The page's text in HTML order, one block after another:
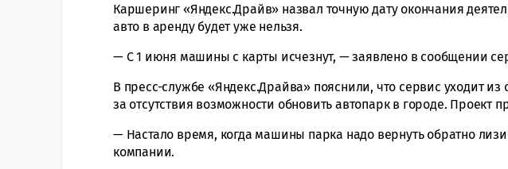
Каршеринг «Яндекс.Драйв» назвал точную дату окончания
авто в аренду будет уже нельзя.
— С 1 июня машины с карты исчезнут, — заявлено в сообщении
В пресс-службе «Яндекс.Драйва» пояснили, что сервис уходит из
за отсутствия возможности обновить автопарк в городе. Проект
— Настало время, когда машины парка надо вернуть обратно
компании.